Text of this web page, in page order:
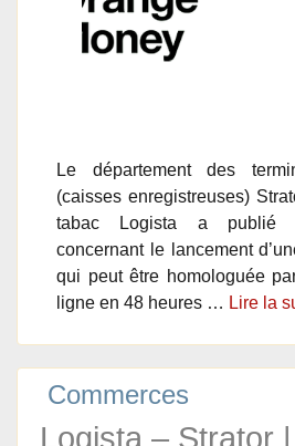
Le département des
(caisses enregistreuses)
tabac Logista a publié
concernant le lancement
qui peut être homologuée
ligne en 48 heures … Lire la
Commerces
Logista – Strator |